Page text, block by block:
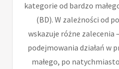
kategorie od bardzo
(BD). W zależności od
wskazuje różne zalecenia
podejmowania działań w
małego, po